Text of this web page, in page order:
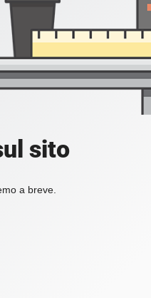
sito
a breve.